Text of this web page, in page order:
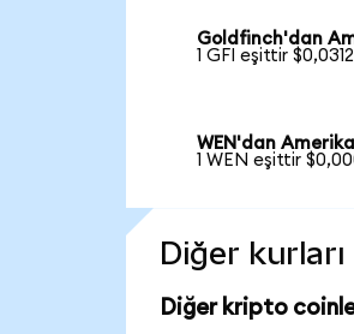
Goldfinch'dan
1 GFI eşittir $0,0312
WEN'dan
1 WEN eşittir
Diğer
Diğer kripto